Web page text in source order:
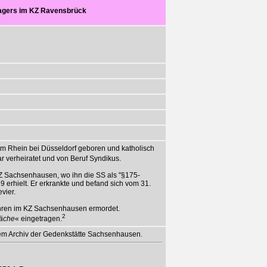
im KZ Ravensbrück
Rhein bei Düsseldorf geboren und katholisch
verheiratet und von Beruf Syndikus.
Sachsenhausen, wo ihn die SS als "§175-
erhielt. Er erkrankte und befand sich vom 31.
im KZ Sachsenhausen ermordet.
« eingetragen.2
Archiv der Gedenkstätte Sachsenhausen.